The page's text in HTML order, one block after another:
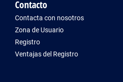
Contacto
Contacta con nosotros
Zona de Usuario
Registro
Ventajas del Registro